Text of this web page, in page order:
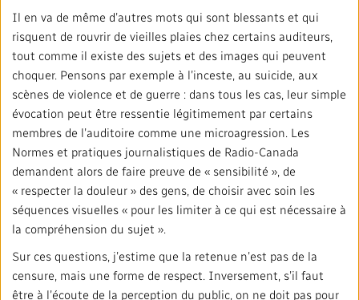
Il en va de même d’autres mots qui sont blessants et qui
risquent de rouvrir de vieilles plaies chez certains auditeurs,
tout comme il existe des sujets et des images qui peuvent
choquer. Pensons par exemple à l’inceste, au suicide, aux
scènes de violence et de guerre : dans tous les cas, leur simple
évocation peut être ressentie légitimement par certains
membres de l’auditoire comme une microagression. Les
Normes et pratiques journalistiques de Radio-Canada
demandent alors de faire preuve de « sensibilité », de
« respecter la douleur » des gens, de choisir avec soin les
séquences visuelles « pour les limiter à ce qui est nécessaire à
la compréhension du sujet ».
Sur ces questions, j’estime que la retenue n’est pas de la
censure, mais une forme de respect. Inversement, s’il faut
être à l’écoute de la perception du public, on ne doit pas pour